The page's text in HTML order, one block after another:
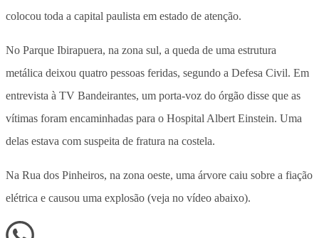
colocou toda a capital paulista em estado de atenção.
No Parque Ibirapuera, na zona sul, a queda de uma estrutura
metálica deixou quatro pessoas feridas, segundo a Defesa Civil. Em
entrevista à TV Bandeirantes, um porta-voz do órgão disse que as
vítimas foram encaminhadas para o Hospital Albert Einstein. Uma
delas estava com suspeita de fratura na costela.
Na Rua dos Pinheiros, na zona oeste, uma árvore caiu sobre a fiação
elétrica e causou uma explosão (veja no vídeo abaixo).